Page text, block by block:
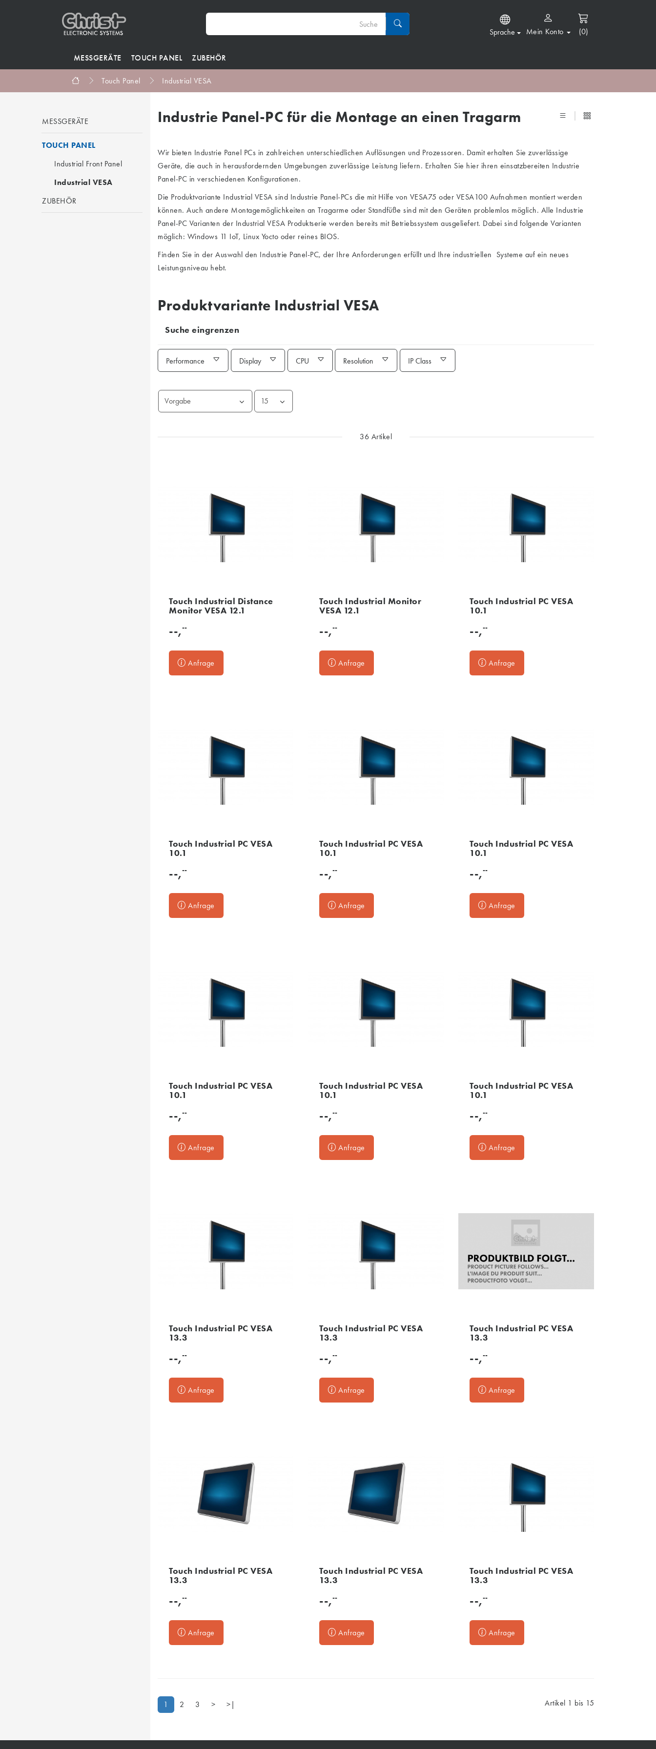
Sprache Mein Konto (0)
MESSGERÄTE TOUCH PANEL ZUBEHÖR
Touch Panel Industrial VESA
MESSGERÄTE
TOUCH PANEL
Industrial Front Panel
Industrial VESA
ZUBEHÖR
Industrie Panel-PC für die Montage an einen Tragarm
Wir bieten Industrie Panel PCs in zahlreichen unterschiedlichen Auflösungen und Prozessoren. Damit erhalten Sie zuverlässige
Geräte, die auch in herausfordernden Umgebungen zuverlässige Leistung liefern. Erhalten Sie hier ihren einsatzbereiten Industrie
Panel-PC in verschiedenen Konfigurationen.
Die Produktvariante Industrial VESA sind Industrie Panel-PCs die mit Hilfe von VESA75 oder VESA100 Aufnahmen montiert werden
können. Auch andere Montagemöglichkeiten an Tragarme oder Standfüße sind mit den Geräten problemlos möglich. Alle Industrie
Panel-PC Varianten der Industrial VESA Produktserie werden bereits mit Betriebssystem ausgeliefert. Dabei sind folgende Varianten
möglich: Windows 11 IoT, Linux Yocto oder reines BIOS.
Finden Sie in der Auswahl den Industrie Panel-PC, der Ihre Anforderungen erfüllt und Ihre industriellen Systeme auf ein neues
Leistungsniveau hebt.
Produktvariante Industrial VESA
Suche eingrenzen
Performance Display CPU Resolution IP Class
36 Artikel
Touch Industrial Distance
Monitor VESA 12.1
--,--
Anfrage
Touch Industrial Monitor
VESA 12.1
--,--
Anfrage
Touch Industrial PC VESA
10.1
--,--
Anfrage
Touch Industrial PC VESA
10.1
--,--
Anfrage
Touch Industrial PC VESA
10.1
--,--
Anfrage
Touch Industrial PC VESA
10.1
--,--
Anfrage
Touch Industrial PC VESA
10.1
--,--
Anfrage
Touch Industrial PC VESA
10.1
--,--
Anfrage
Touch Industrial PC VESA
10.1
--,--
Anfrage
Touch Industrial PC VESA
13.3
--,--
Anfrage
Touch Industrial PC VESA
13.3
--,--
Anfrage
Touch Industrial PC VESA
13.3
--,--
Anfrage
Touch Industrial PC VESA
13.3
--,--
Anfrage
Touch Industrial PC VESA
13.3
--,--
Anfrage
Touch Industrial PC VESA
13.3
--,--
Anfrage
1 2 3 > >| Artikel 1 bis 15